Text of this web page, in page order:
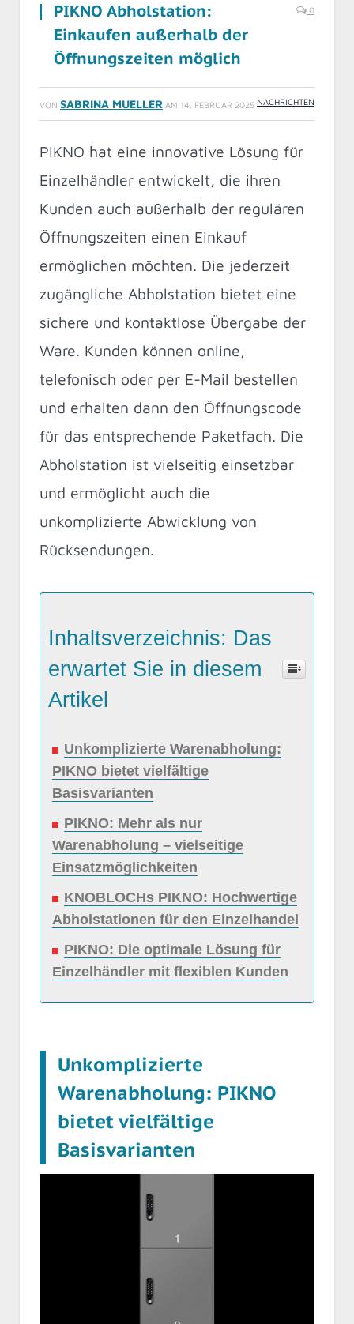
PIKNO Abholstation:
Einkaufen außerhalb der
Öffnungszeiten möglich
0
VON SABRINA MUELLER AM 14. FEBRUAR 2025 NACHRICHTEN
PIKNO hat eine innovative Lösung für
Einzelhändler entwickelt, die ihren
Kunden auch außerhalb der regulären
Öffnungszeiten einen Einkauf
ermöglichen möchten. Die jederzeit
zugängliche Abholstation bietet eine
sichere und kontaktlose Übergabe der
Ware. Kunden können online,
telefonisch oder per E-Mail bestellen
und erhalten dann den Öffnungscode
für das entsprechende Paketfach. Die
Abholstation ist vielseitig einsetzbar
und ermöglicht auch die
unkomplizierte Abwicklung von
Rücksendungen.
Inhaltsverzeichnis: Das
erwartet Sie in diesem
Artikel
Unkomplizierte Warenabholung:
PIKNO bietet vielfältige
Basisvarianten
PIKNO: Mehr als nur
Warenabholung – vielseitige
Einsatzmöglichkeiten
KNOBLOCHs PIKNO: Hochwertige
Abholstationen für den Einzelhandel
PIKNO: Die optimale Lösung für
Einzelhändler mit flexiblen Kunden
Unkomplizierte
Warenabholung: PIKNO
bietet vielfältige
Basisvarianten